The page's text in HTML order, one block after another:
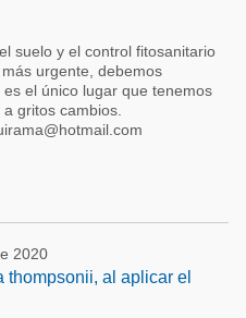
suelo y el control fitosanitario
urgente, debemos
el único lugar que tenemos
gritos cambios.
2020
al aplicar el